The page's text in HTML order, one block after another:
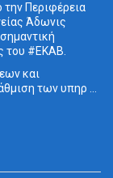
Περιφέρεια
Άδωνις
του #ΕΚΑΒ.
και
των υπηρ ...